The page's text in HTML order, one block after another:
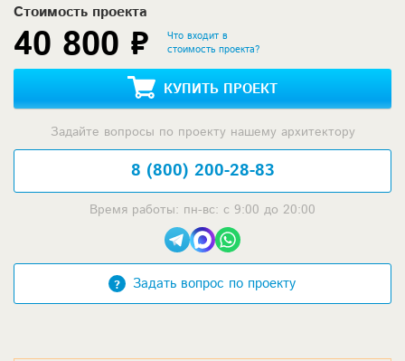
Стоимость проекта
40 800 ₽
Что входит в
стоимость проекта?
КУПИТЬ ПРОЕКТ
Задайте вопросы по проекту нашему архитектору
8 (800) 200-28-83
Время работы: пн-вс: с 9:00 до 20:00
Задать вопрос по проекту